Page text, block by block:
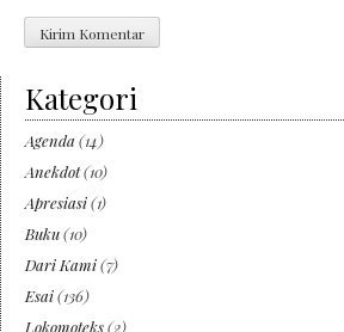
Kategori
Agenda (14)
Anekdot(10)
Apresiasi(1)
Buku(10)
Dari Kami(7)
Esai(136)
Lokomoteks(2)